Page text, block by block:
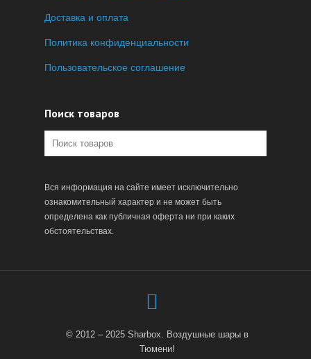
Доставка и оплата
Политика конфиденциальности
Пользовательское соглашение
Поиск товаров
Вся информация на сайте имеет исключительно
ознакомительный характер и не может быть
определена как публичная оферта ни при каких
обстоятельствах.
© 2012 – 2025 Sharbox. Воздушные шары в
Тюмени!